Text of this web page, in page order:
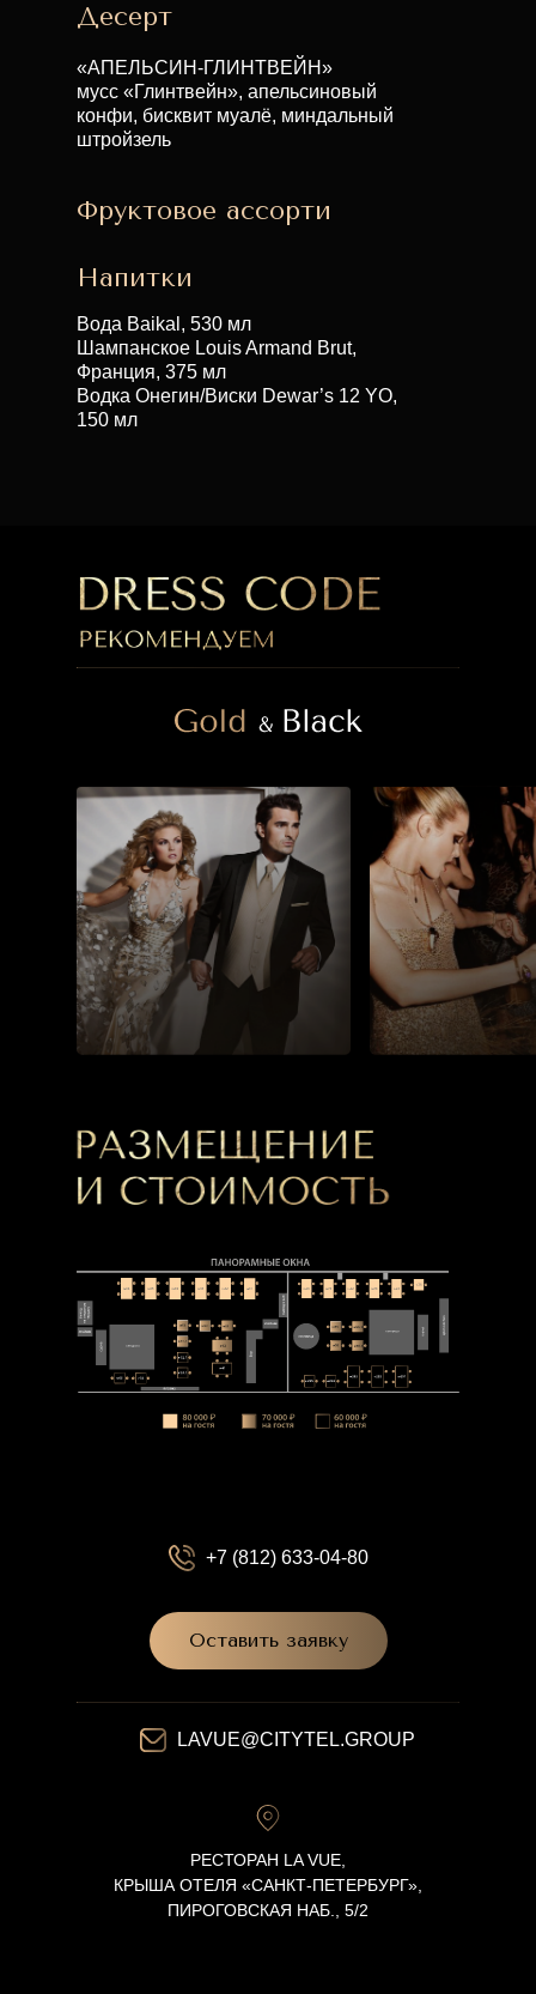
Фруктовое ассорти
Вода Baikal, 530 мл
Шампанское Louis Armand Brut,
Франция, 375 мл
Водка Онегин/Виски Dewar’s 12 YO,
150 мл
«АПЕЛЬСИН-ГЛИНТВЕЙН»
мусс «Глинтвейн», апельсиновый
конфи, бисквит муалё, миндальный
штройзель
Десерт
Напитки
РЕСТОРАН LA VUE,
КРЫША ОТЕЛЯ «САНКТ-ПЕТЕРБУРГ»,
ПИРОГОВСКАЯ НАБ., 5/2
+7 (812) 633-04-80
LAVUE@CITYTEL.GROUP
Оставить заявку